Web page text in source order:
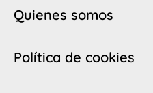
Quienes somos
Política de cookies